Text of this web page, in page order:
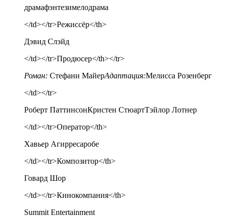
драмафэнтезимелодрама
</td></tr>Режиссёр</th>
Дэвид Слэйд
</td></tr>Продюсер</th></tr>
Роман: Стефани МайерАдаптация:Мелисса Розенберг
</td></tr>
Роберт ПаттинсонКристен СтюартТэйлор Лотнер
</td></tr>Оператор</th>
Хавьер Агирресаробе
</td></tr>Композитор</th>
Говард Шор
</td></tr>Кинокомпания</th>
Summit Entertainment